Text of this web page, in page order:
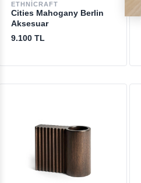
ETHNICRAFT
Cities Mahogany Berlin
Aksesuar
9.100 TL